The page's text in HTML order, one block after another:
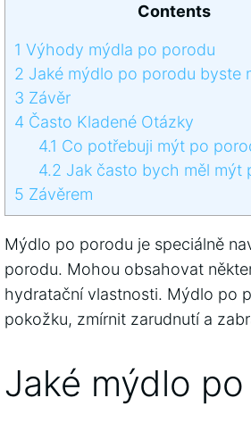
Contents
1 Výhody mýdla po porodu
2 Jaké mýdlo po porodu byste
3 Závěr
4 Často Kladené Otázky
4.1 Co potřebuji mýt po
4.2 Jak často bych měl mýt
5 Závěrem
Mýdlo po porodu je speciálně
porodu. Mohou obsahovat
hydratační vlastnosti. Mýdlo po
pokožku, zmírnit zarudnutí a
Jaké mýdlo